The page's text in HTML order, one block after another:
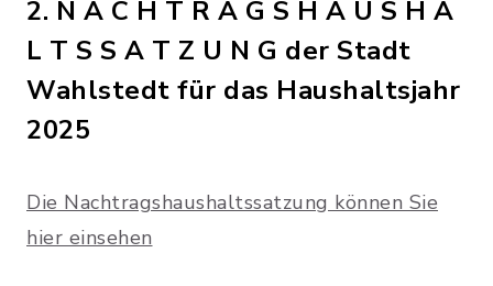
2. N A C H T R A G S H A U S H A
L T S S A T Z U N G der Stadt
Wahlstedt für das Haushaltsjahr
2025
Die Nachtragshaushaltssatzung können Sie
hier einsehen